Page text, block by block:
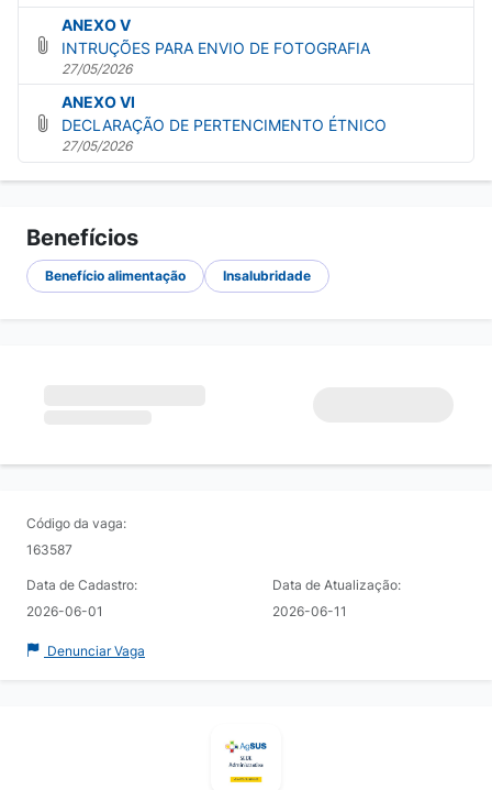
ANEXO V
INTRUÇÕES PARA ENVIO DE FOTOGRAFIA
27/05/2026
ANEXO VI
DECLARAÇÃO DE PERTENCIMENTO ÉTNICO
27/05/2026
Benefícios
Benefício alimentação Insalubridade
Código da vaga:
163587
Data de Cadastro:
2026-06-01
Data de Atualização:
2026-06-11
Denunciar Vaga